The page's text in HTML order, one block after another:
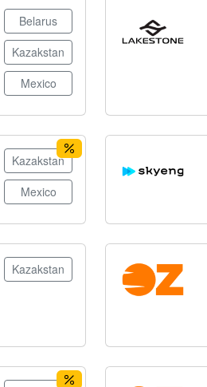
Belarus
Kazakstan
Mexico
Kazakstan
Mexico
Kazakstan